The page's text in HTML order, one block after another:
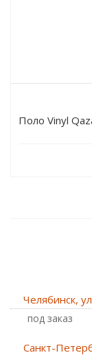
Поло Vinyl
Челябинск,
Под заказ
Санкт-